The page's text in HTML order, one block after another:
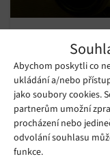
Abychom poskytli co
ukládání a/nebo
jako soubory cookies.
partnerům umožní
procházení nebo
odvolání souhlasu
funkce.
taktický výcvik
Čtvrtek 02. 07. 2026 PR
Společnost VR
simulátor STING-
bezpečnostních